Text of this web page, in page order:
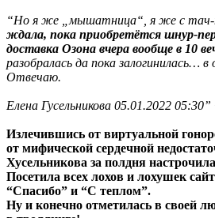
“Но я же „мышатница“, я же с тач-
ждала, пока приобретётся шнур-
доставка Озона вчера вообще в 10
разобралась да пока залогинилась…
Отвечаю.
Елена Гусельникова 05.01.2022
Излечившись от виртуальной
от мифической сердечной
Хусельникова за полдня
Посетила всех лохов и лохушек
“Спасибо” и “С теплом”.
Ну и конечно отметилась в своей